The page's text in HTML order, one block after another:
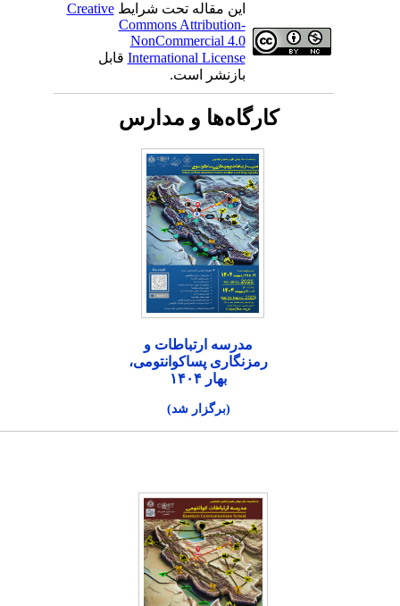
این مقاله تحت شرایطCreative
Commons Attribution-
NonCommercial 4.0
International Licenseقابل
بازنشر است.
کارگاه‌ها و مدارس
مدرسه ارتباطات و
رمزنگاری پساکوانتومی،
بهار ۱۴۰۴
(برگزار شد)